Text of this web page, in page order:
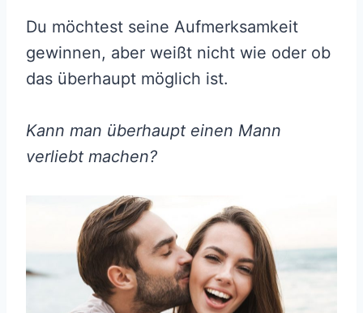
Du möchtest seine Aufmerksamkeit
gewinnen, aber weißt nicht wie oder ob
das überhaupt möglich ist.
Kann man überhaupt einen Mann
verliebt machen?